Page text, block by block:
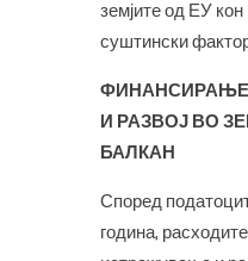
земјите од ЕУ кон
суштински
И РАЗВОЈ ВО
БАЛКАН
Според
година,